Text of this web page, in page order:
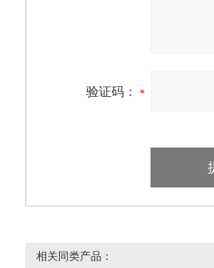
验证码：
相关同类产品：